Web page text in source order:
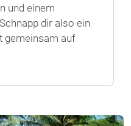
und einem
dir also ein
gemeinsam auf